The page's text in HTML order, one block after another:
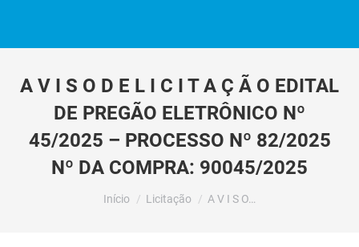
A V I S O D E L I C I T A Ç Ã O EDITAL
DE PREGÃO ELETRÔNICO Nº
45/2025 – PROCESSO Nº 82/2025
Nº DA COMPRA: 90045/2025
Você está aqui:
Início Licitação A V I S O…